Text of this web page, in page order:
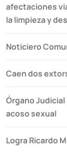
afectaciones
la limpieza y
Noticiero
Caen dos
Órgano
acoso sexual
Logra Ricardo